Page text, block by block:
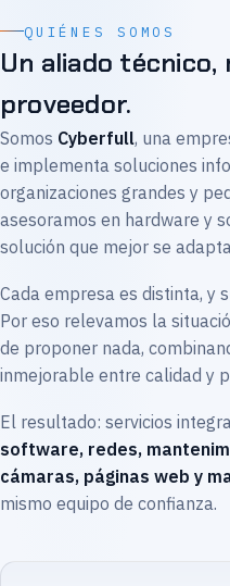
QUIÉNES SOMOS
Un aliado técnico,
proveedor.
Somos Cyberfull, una
e implementa soluciones
organizaciones grandes y
asesoramos en hardware y
solución que mejor se
Cada empresa es distinta, y
Por eso relevamos la
de proponer nada,
inmejorable entre calidad y
El resultado: servicios
software, redes,
cámaras, páginas web y
mismo equipo de confianza.